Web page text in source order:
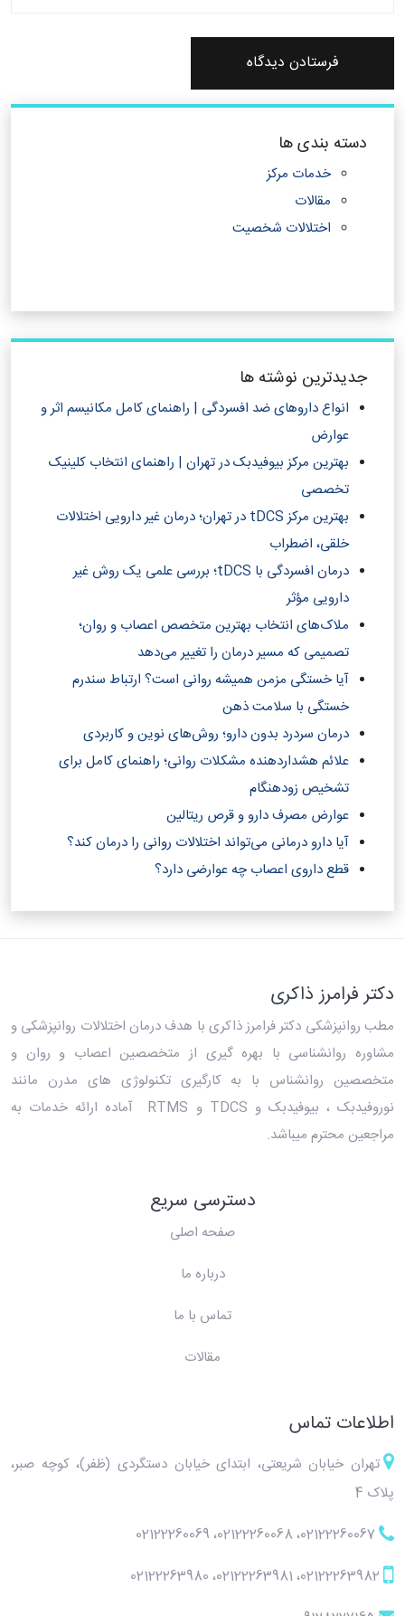
دسته بندی ها
خدمات مرکز
مقالات
اختلالات شخصیت
جدیدترین نوشته ها
انواع داروهای ضد افسردگی | راهنمای کامل مکانیسم اثر و
عوارض
بهترین مرکز بیوفیدبک در تهران | راهنمای انتخاب کلینیک
تخصصی
بهترین مرکز tDCS در تهران؛ درمان غیر دارویی اختلالات
خلقی، اضطراب
درمان افسردگی با tDCS؛ بررسی علمی یک روش غیر
دارویی مؤثر
ملاک‌های انتخاب بهترین متخصص اعصاب و روان؛
تصمیمی که مسیر درمان را تغییر می‌دهد
آیا خستگی مزمن همیشه روانی است؟ ارتباط سندرم
خستگی با سلامت ذهن
درمان سردرد بدون دارو؛ روش‌های نوین و کاربردی
علائم هشداردهنده مشکلات روانی؛ راهنمای کامل برای
تشخیص زودهنگام
عوارض مصرف دارو و قرص ریتالین
آیا دارو درمانی می‌تواند اختلالات روانی را درمان کند؟‎
قطع داروی اعصاب چه عوارضی دارد؟
دکتر فرامرز ذاکری
مطب روانپزشکی دکتر فرامرز ذاکری با هدف درمان اختلالات روانپزشکی و
مشاوره روانشناسی با بهره گیری از متخصصین اعصاب و روان و
متخصصین روانشناس با به کارگیری تکنولوژی های مدرن مانند
نوروفیدبک ، بیوفیدبک و TDCS و RTMS آماده ارائه خدمات به
مراجعین محترم میباشد.
دسترسی سریع
صفحه اصلی
درباره ما
تماس با ما
مقالات
اطلاعات تماس
تهران خیابان شریعتی، ابتدای خیابان دستگردی (ظفر)، کوچه صبر،
پلاک 4
02122260067، 02122260068، 02122260069
02122263982، 02122263981، 02122263980